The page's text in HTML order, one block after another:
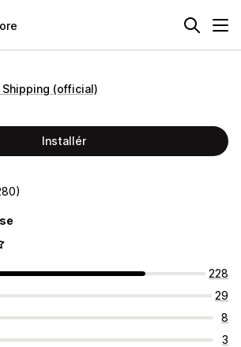
Shipping (official)
Installér
228
29
8
3